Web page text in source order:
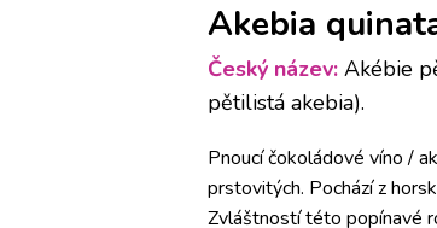
Akebia
Český název: Akébie
pětilistá akebia).
Pnoucí čokoládové víno /
prstovitých. Pochází z
Zvláštností této popínavé